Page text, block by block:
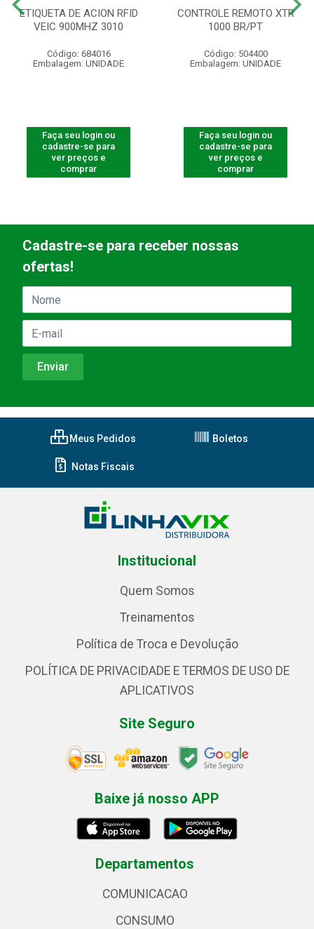
ETIQUETA DE ACION RFID
VEIC 900MHZ 3010
Código: 684016
Embalagem: UNIDADE
Faça seu login ou
cadastre-se para
ver preços e
comprar
CONTROLE REMOTO XTR
1000 BR/PT
Código: 504400
Embalagem: UNIDADE
Faça seu login ou
cadastre-se para
ver preços e
comprar
Cadastre-se para receber nossas
ofertas!
Meus Pedidos Boletos
Notas Fiscais
Institucional
Quem Somos
Treinamentos
Política de Troca e Devolução
POLÍTICA DE PRIVACIDADE E TERMOS DE USO DE
APLICATIVOS
Site Seguro
Baixe já nosso APP
Departamentos
COMUNICACAO
CONSUMO